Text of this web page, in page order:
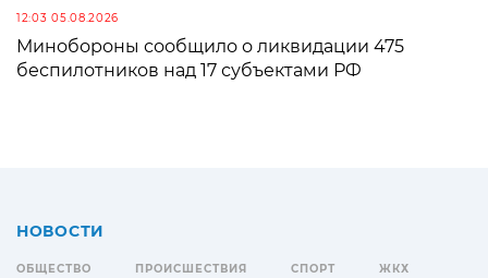
12:03 05.08.2026
Минобороны сообщило о ликвидации 475
беспилотников над 17 субъектами РФ
НОВОСТИ
ОБЩЕСТВО ПРОИСШЕСТВИЯ СПОРТ ЖКХ